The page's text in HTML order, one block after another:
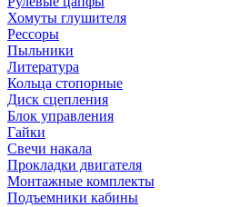
Хомуты глушителя
Рессоры
Пыльники
Литература
Кольца стопорные
Диск сцепления
Блок управления
Гайки
Свечи накала
Прокладки двигателя
Монтажные комплекты
Подъемники кабины